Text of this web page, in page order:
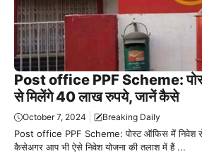
Post office PPF Scheme:
से मिलेंगे 40 लाख रुपये, जानें कैसे
October 7, 2024 Breaking Daily
Post office PPF Scheme: पोस्ट ऑफिस में निवेश
कैसेअगर आप भी ऐसे निवेश योजना की तलाश में हैं ...